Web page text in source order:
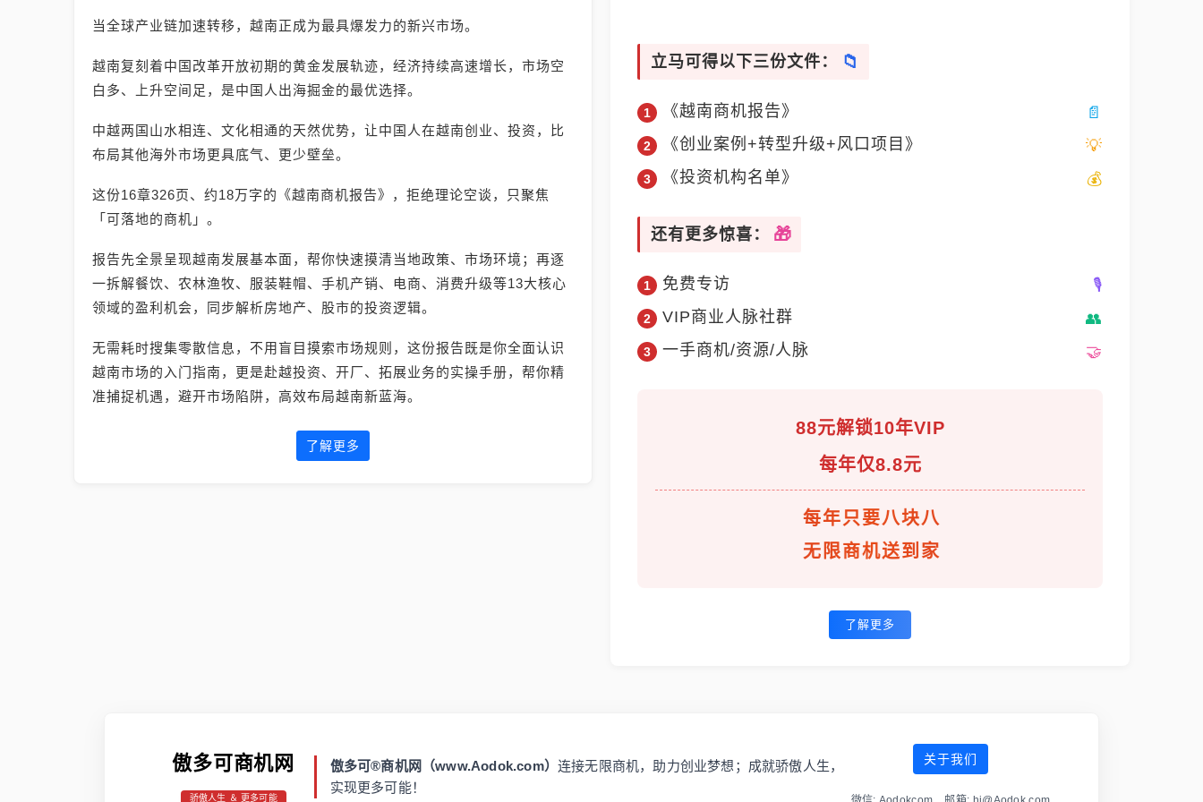
当全球产业链加速转移，越南正成为最具爆发力的新兴市场。
越南复刻着中国改革开放初期的黄金发展轨迹，经济持续高速增长，市场空
白多、上升空间足，是中国人出海掘金的最优选择。
中越两国山水相连、文化相通的天然优势，让中国人在越南创业、投资，比
布局其他海外市场更具底气、更少壁垒。
这份16章326页、约18万字的《越南商机报告》，拒绝理论空谈，只聚焦
「可落地的商机」。
报告先全景呈现越南发展基本面，帮你快速摸清当地政策、市场环境；再逐
一拆解餐饮、农林渔牧、服装鞋帽、手机产销、电商、消费升级等13大核心
领域的盈利机会，同步解析房地产、股市的投资逻辑。
无需耗时搜集零散信息，不用盲目摸索市场规则，这份报告既是你全面认识
越南市场的入门指南，更是赴越投资、开厂、拓展业务的实操手册，帮你精
准捕捉机遇，避开市场陷阱，高效布局越南新蓝海。
了解更多
立马可得以下三份文件：
《越南商机报告》
《创业案例+转型升级+风口项目》
《投资机构名单》
还有更多惊喜：
免费专访
VIP商业人脉社群
一手商机/资源/人脉
88元解锁10年VIP
每年仅8.8元
每年只要八块八
无限商机送到家
了解更多
傲多可商机网
骄傲人生 ＆ 更多可能
傲多可®商机网（www.Aodok.com）连接无限商机，助力创业梦想；成就骄傲人生，
实现更多可能！
关于我们